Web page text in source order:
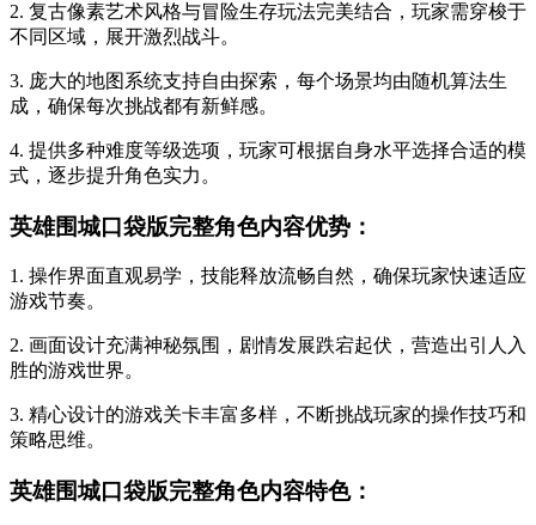
2. 复古像素艺术风格与冒险生存玩法完美结合，玩家需穿梭于
不同区域，展开激烈战斗。
3. 庞大的地图系统支持自由探索，每个场景均由随机算法生
成，确保每次挑战都有新鲜感。
4. 提供多种难度等级选项，玩家可根据自身水平选择合适的模
式，逐步提升角色实力。
英雄围城口袋版完整角色内容优势：
1. 操作界面直观易学，技能释放流畅自然，确保玩家快速适应
游戏节奏。
2. 画面设计充满神秘氛围，剧情发展跌宕起伏，营造出引人入
胜的游戏世界。
3. 精心设计的游戏关卡丰富多样，不断挑战玩家的操作技巧和
策略思维。
英雄围城口袋版完整角色内容特色：